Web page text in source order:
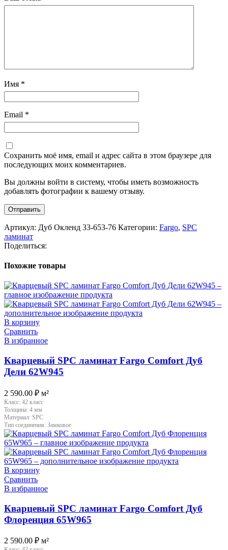
Имя *
Email *
Сохранить моё имя, email и адрес сайта в этом браузере для
последующих моих комментариев.
Вы должны войти в систему, чтобы иметь возможность
добавлять фотографии к вашему отзыву.
Артикул: Дуб Окленд 33-653-76 Категории: Fargo, SPC
ламинат
Поделиться:
Похожие товары
В корзину
Сравнить
В избранное
Кварцевый SPC ламинат Fargo Comfort Дуб
Дели 62W945
2 590.00 ₽ м²
Класс: 42 класс
Толщина: 4 мм
Материал: SPC
Тип соединения: Замковое
В корзину
Сравнить
В избранное
Кварцевый SPC ламинат Fargo Comfort Дуб
Флоренция 65W965
2 590.00 ₽ м²